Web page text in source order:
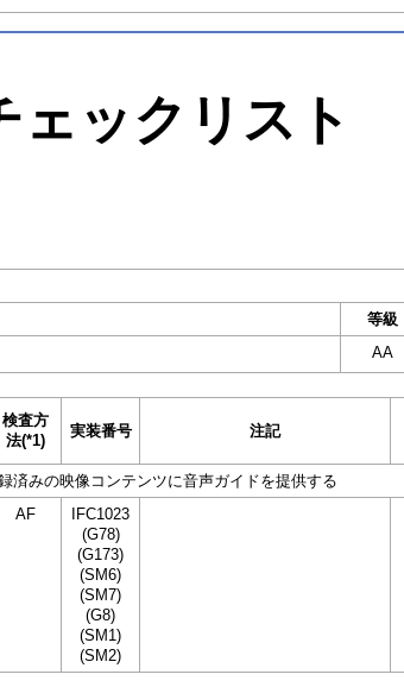
ェックリスト
等級
AA
検査方
法(*1)
実装番号 注記
済みの映像コンテンツに音声ガイドを提供する
AF
IFC1023
(G78)
(G173)
(SM6)
(SM7)
(G8)
(SM1)
(SM2)